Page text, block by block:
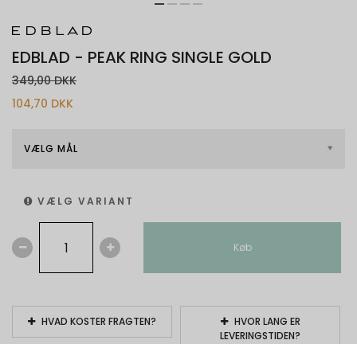
EDBLAD - PEAK RING SINGLE GOLD
349,00 DKK
104,70 DKK
VÆLG MÅL
VÆLG VARIANT
Køb
HVAD KOSTER FRAGTEN?
HVOR LANG ER
LEVERINGSTIDEN?